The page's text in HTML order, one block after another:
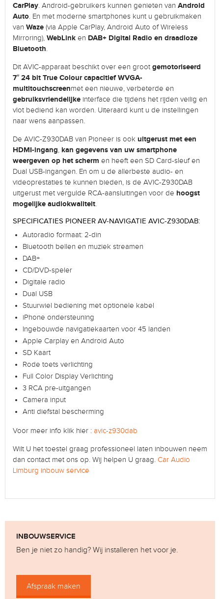
CarPlay. Android-gebruikers kunnen genieten van Android
Auto. En met moderne smartphones kunt u gebruikmaken
van Waze (via Apple CarPlay, Android Auto of Wireless
Mirroring), WebLink en DAB+ Digital Radio en draadloze
Bluetooth.
Dit AVIC-apparaat beschikt over een groot gemotoriseerd
7″ 24 bit True Colour capacitief WVGA-
multitouchscreenmet een nieuwe, verbeterde en
gebruiksvriendelijke interface die tijdens het rijden veilig en
vlot bediend kan worden. Uiteraard kunt u de instellingen
naar wens aanpassen.
De AVIC-Z930DAB van Pioneer is ook uitgerust met een
HDMI-ingang, kan gegevens van uw smartphone
weergeven op het scherm en heeft een SD Card-sleuf en
Dual USB-ingangen. En om u de allerbeste audio- en
videoprestaties te kunnen bieden, is de AVIC-Z930DAB
uitgerust met vergulde RCA-aansluitingen voor de hoogst
mogelijke audiokwaliteit.
SPECIFICATIES PIONEER AV-NAVIGATIE AVIC-Z930DAB:
Autoradio formaat: 2-din
Bluetooth bellen en muziek streamen
DAB+
CD/DVD-speler
Digitale radio
Dual USB
Stuurwiel bediening met optionele kabel
iPhone ondersteuning
Ingebouwde navigatiekaarten voor 45 landen
Apple Carplay en Android Auto
SD Kaart
Rode toets verlichting
Full Color Display Verlichting
3 RCA pre-uitgangen
Camera input
Anti diefstal bescherming
Voor meer info klik hier : avic-z930dab
Wilt U het toestel graag professioneel laten inbouwen neem
dan contact met ons op. Wij helpen U graag. Car Audio
Limburg inbouw service
INBOUWSERVICE
Ben je niet zo handig? Wij installeren het voor je.
Afspraak maken